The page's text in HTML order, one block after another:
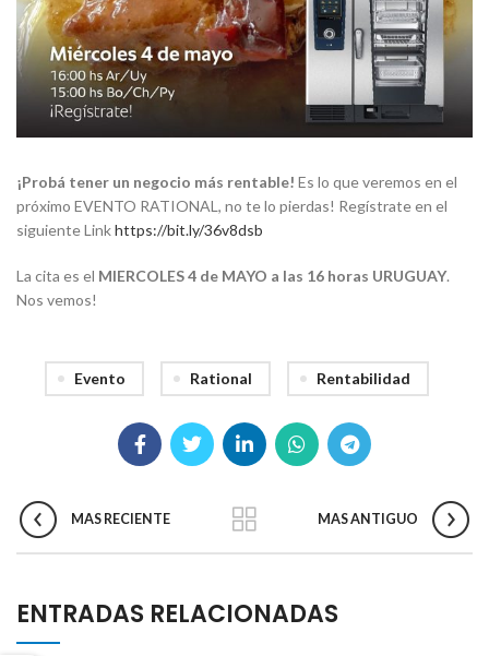
¡Probá tener un negocio más rentable! Es lo que veremos en el
próximo EVENTO RATIONAL, no te lo pierdas! Regístrate en el
siguiente Linkhttps://bit.ly/36v8dsb
La cita es el MIERCOLES 4 de MAYO a las 16 horas URUGUAY.
Nos vemos!
Evento Rational Rentabilidad
MAS RECIENTE MAS ANTIGUO
ENTRADAS RELACIONADAS